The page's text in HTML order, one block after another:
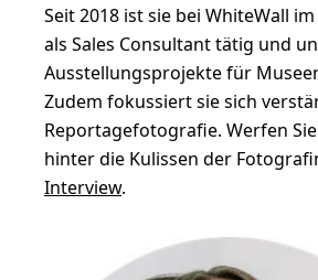
Seit 2018 ist sie bei WhiteWall
als Sales Consultant tätig und
Ausstellungsprojekte für
Zudem fokussiert sie sich
Reportagefotografie. Werfen
hinter die Kulissen der
Interview.